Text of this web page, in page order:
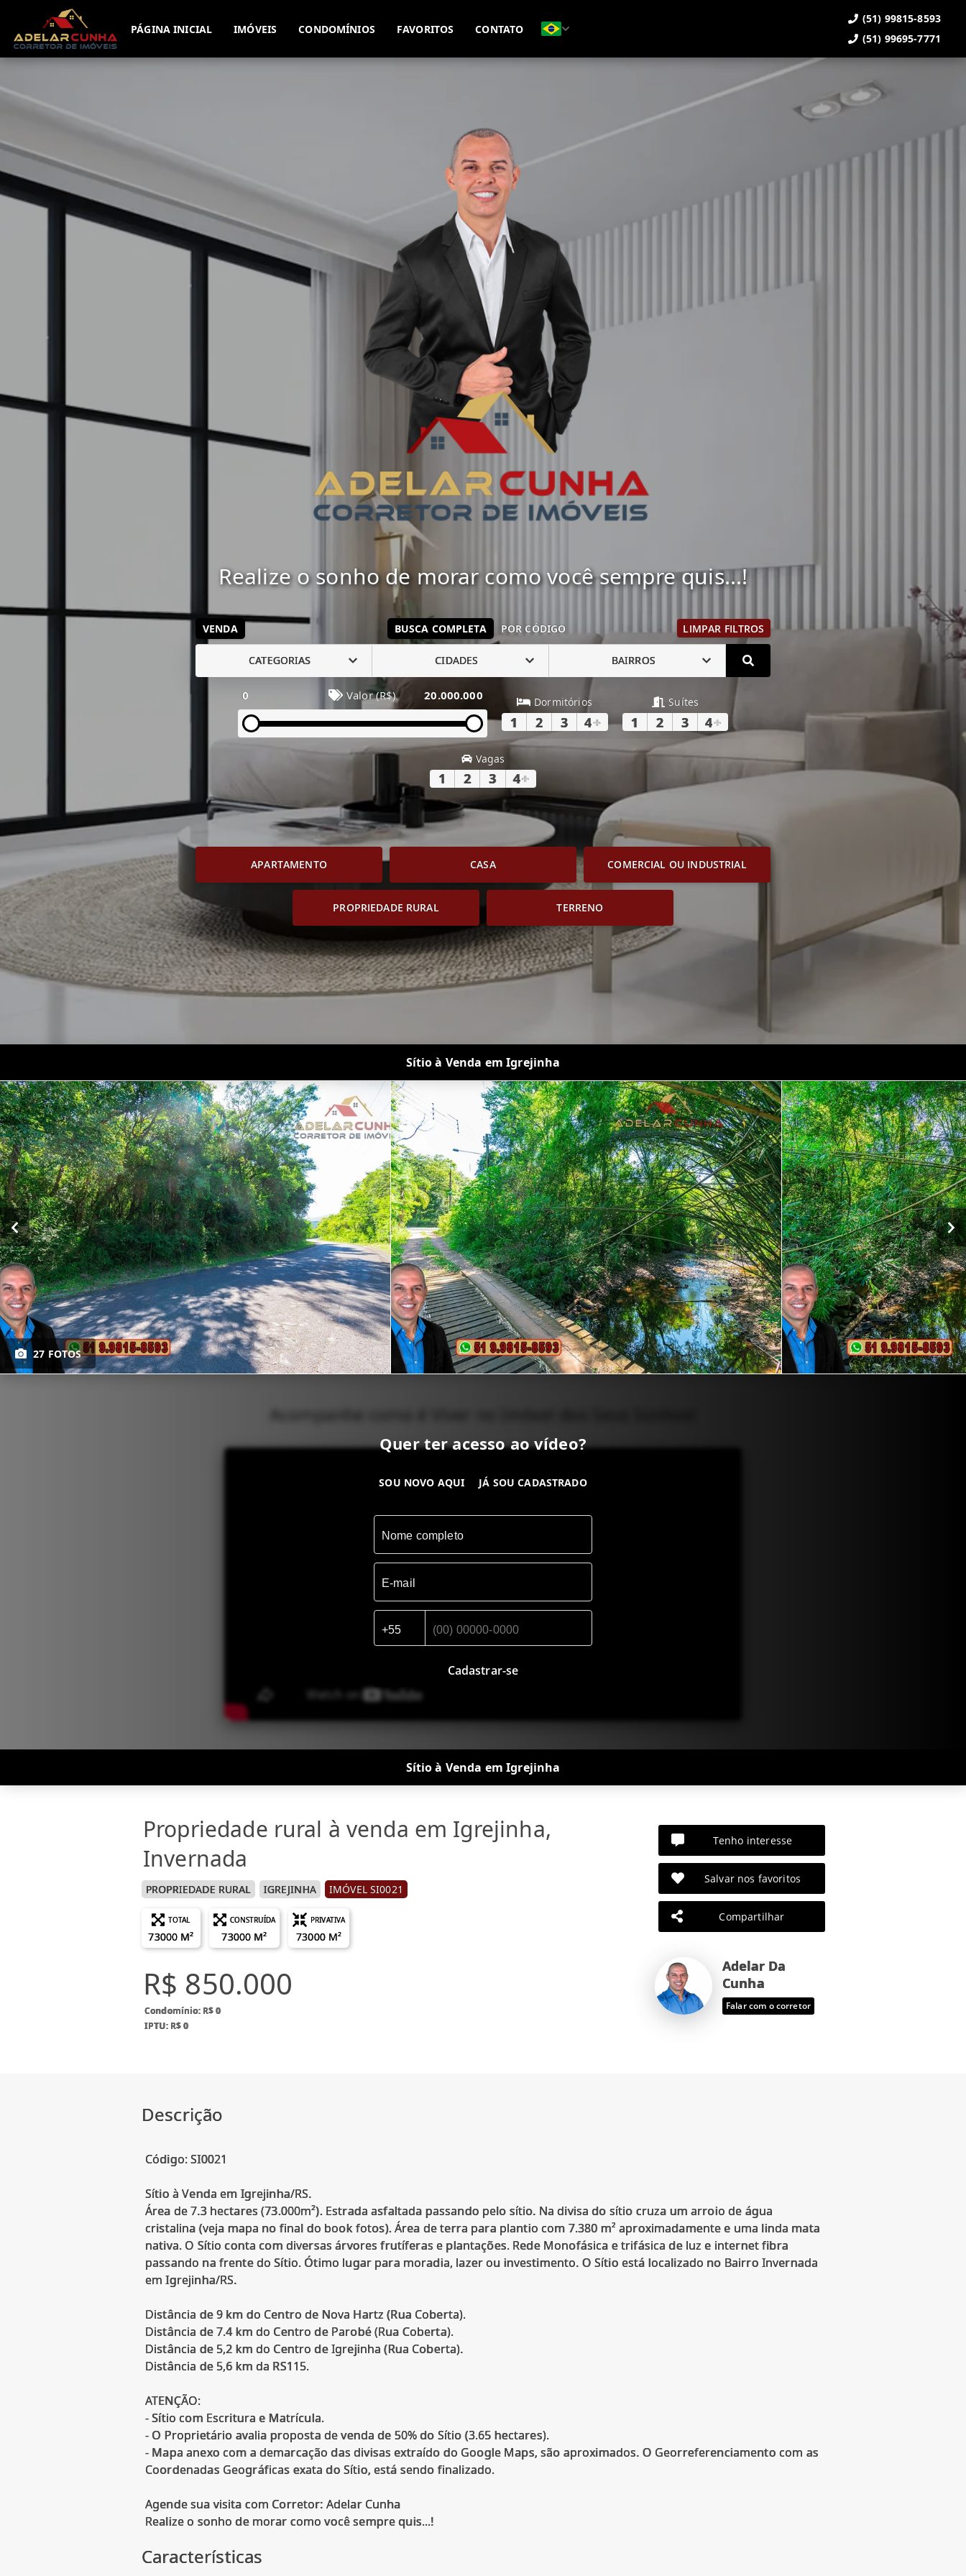
(51) 99815-8593 (51) 99695-7771
PÁGINA INICIAL IMÓVEIS CONDOMÍNIOS FAVORITOS CONTATO
(51) 99815-8593
(51) 99695-7771
Realize o sonho de morar como você sempre quis...!
VENDA BUSCA COMPLETA POR CÓDIGO LIMPAR FILTROS
CATEGORIAS CIDADES BAIRROS
0 Valor (R$) 20.000.000 Dormitórios
1 2 3 4+
Suítes
1 2 3 4+
Vagas
1 2 3 4+
APARTAMENTO CASA COMERCIAL OU INDUSTRIAL
PROPRIEDADE RURAL TERRENO
Sítio à Venda em Igrejinha
27 FOTOS
Quer ter acesso ao vídeo?
SOU NOVO AQUI JÁ SOU CADASTRADO
Cadastrar-se
Acompanhe como é Viver no Imóvel dos Seus Sonhos!
Sítio à Venda em Igrejinha
Propriedade rural à venda em Igrejinha,
Invernada
PROPRIEDADE RURAL IGREJINHA IMÓVEL SI0021
TOTAL
73000 M²
CONSTRUÍDA
73000 M²
PRIVATIVA
73000 M²
R$ 850.000
Condomínio: R$ 0
IPTU: R$ 0
Tenho interesse
Salvar nos favoritos
Compartilhar
Adelar Da
Cunha
Falar com o corretor
Descrição
Código: SI0021
Sítio à Venda em Igrejinha/RS.
Área de 7.3 hectares (73.000m²). Estrada asfaltada passando pelo sítio. Na divisa do sítio cruza um arroio de água
cristalina (veja mapa no final do book fotos). Área de terra para plantio com 7.380 m² aproximadamente e uma linda mata
nativa. O Sítio conta com diversas árvores frutíferas e plantações. Rede Monofásica e trifásica de luz e internet fibra
passando na frente do Sítio. Ótimo lugar para moradia, lazer ou investimento. O Sítio está localizado no Bairro Invernada
em Igrejinha/RS.
Distância de 9 km do Centro de Nova Hartz (Rua Coberta).
Distância de 7.4 km do Centro de Parobé (Rua Coberta).
Distância de 5,2 km do Centro de Igrejinha (Rua Coberta).
Distância de 5,6 km da RS115.
ATENÇÃO:
- Sítio com Escritura e Matrícula.
- O Proprietário avalia proposta de venda de 50% do Sítio (3.65 hectares).
- Mapa anexo com a demarcação das divisas extraído do Google Maps, são aproximados. O Georreferenciamento com as
Coordenadas Geográficas exata do Sítio, está sendo finalizado.
Agende sua visita com Corretor: Adelar Cunha
Características